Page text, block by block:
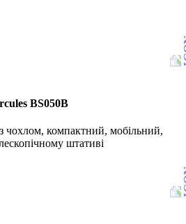
BS050B
чохлом, компактний, мобільний,
штативі